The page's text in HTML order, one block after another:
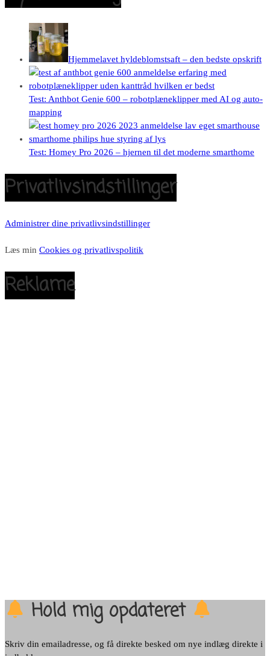
Hjemmelavet hyldeblomstsaft – den bedste opskrift
Test: Anthbot Genie 600 – robotplæneklipper med AI og auto-
mapping
Test: Homey Pro 2026 – hjernen til det moderne smarthome
Privatlivsindstillinger
Administrer dine privatlivsindstillinger
Læs min Cookies og privatlivspolitik
Reklame
Hold mig opdateret
Skriv din emailadresse, og få direkte besked om nye indlæg direkte i